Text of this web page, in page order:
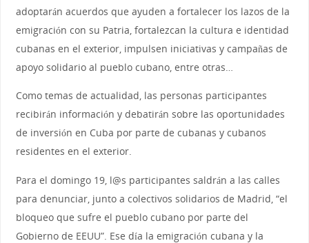
adoptarán acuerdos que ayuden a fortalecer los lazos de la
emigración con su Patria, fortalezcan la cultura e identidad
cubanas en el exterior, impulsen iniciativas y campañas de
apoyo solidario al pueblo cubano, entre otras…
Como temas de actualidad, las personas participantes
recibirán información y debatirán sobre las oportunidades
de inversión en Cuba por parte de cubanas y cubanos
residentes en el exterior.
Para el domingo 19, l@s participantes saldrán a las calles
para denunciar, junto a colectivos solidarios de Madrid, “el
bloqueo que sufre el pueblo cubano por parte del
Gobierno de EEUU”. Ese día la emigración cubana y la